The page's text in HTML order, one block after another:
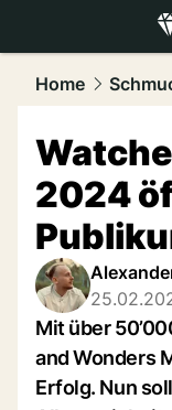
luxury.
Home
2024
Mit über
and Wonders
Erfolg. Nun